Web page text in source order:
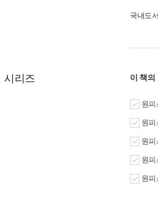
국내도
시리즈 이 책의
원피
원피
원피
원피
원